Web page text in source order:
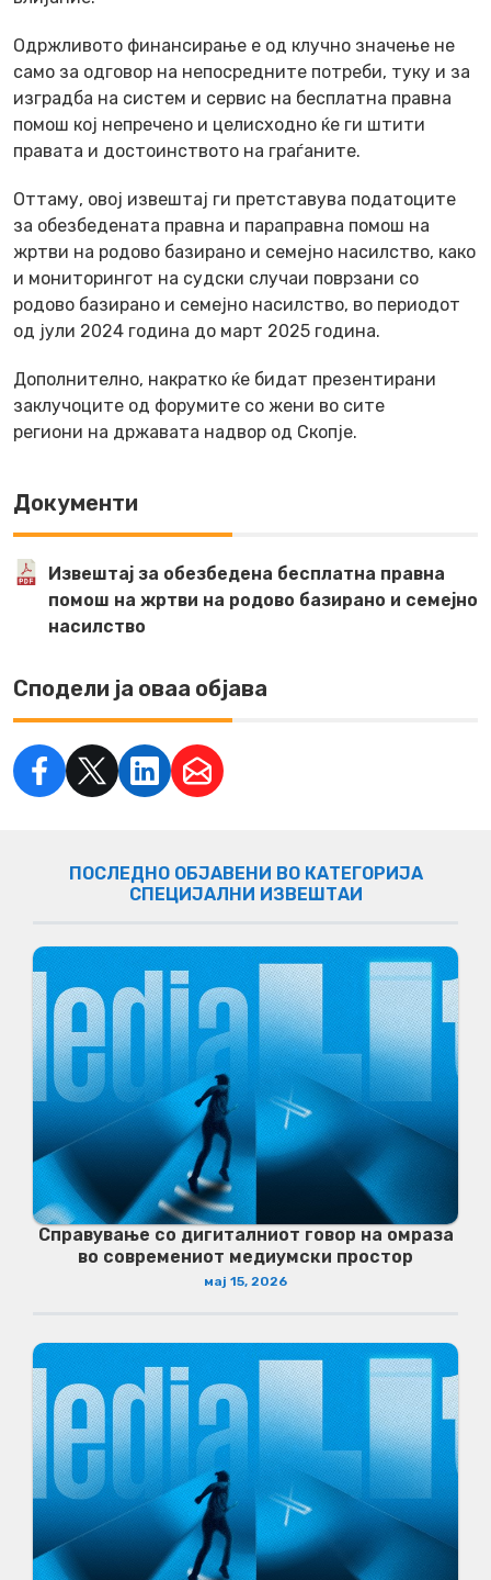
Одржливото финансирање е од клучно значење не
само за одговор на непосредните потреби, туку и за
изградба на систем и сервис на бесплатна правна
помош кој непречено и целисходно ќе ги штити
правата и достоинството на граѓаните.
Оттаму, овој извештај ги претставува податоците
за обезбедената правна и параправна помош на
жртви на родово базирано и семејно насилство, како
и мониторингот на судски случаи поврзани со
родово базирано и семејно насилство, во периодот
од јули 2024 година до март 2025 година.
Дополнително, накратко ќе бидат презентирани
заклучоците од форумите со жени во сите
региони на државата надвор од Скопје.
Документи
Извештај за обезбедена бесплатна правна
помош на жртви на родово базирано и семејно
насилство
Сподели ја оваа објава
ПОСЛЕДНО ОБЈАВЕНИ ВО КАТЕГОРИЈА
СПЕЦИЈАЛНИ ИЗВЕШТАИ
Справување со дигиталниот говор на омраза
во современиот медиумски простор
мај 15, 2026